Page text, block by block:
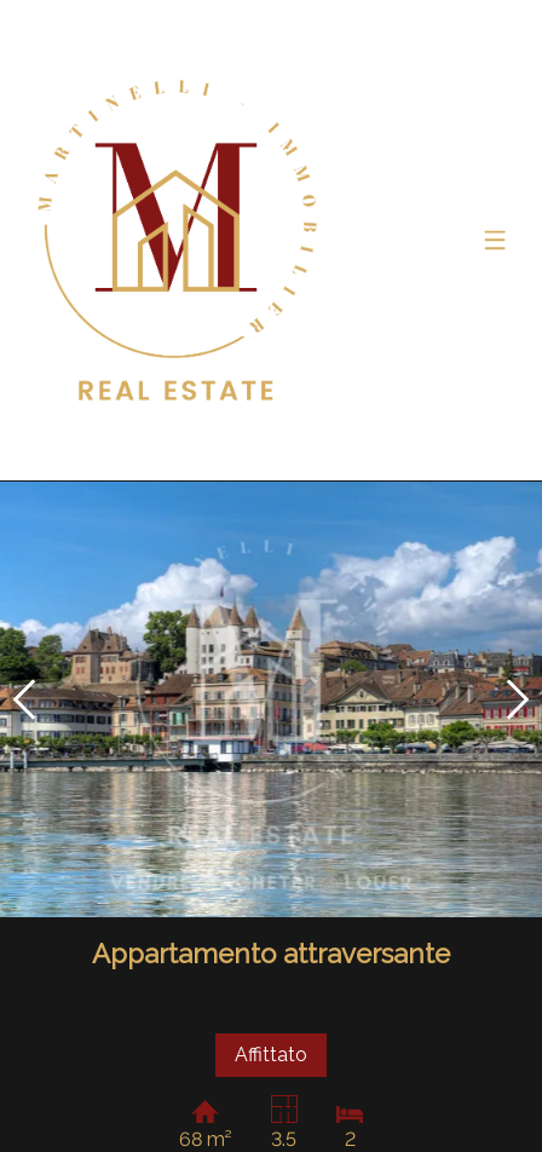
Appartamento attraversante
Affittato
68 m² 3.5 2